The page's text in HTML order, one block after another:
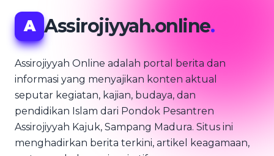
A Assirojiyyah.online.
Assirojiyyah Online adalah portal berita dan
informasi yang menyajikan konten aktual
seputar kegiatan, kajian, budaya, dan
pendidikan Islam dari Pondok Pesantren
Assirojiyyah Kajuk, Sampang Madura. Situs ini
menghadirkan berita terkini, artikel keagamaan,